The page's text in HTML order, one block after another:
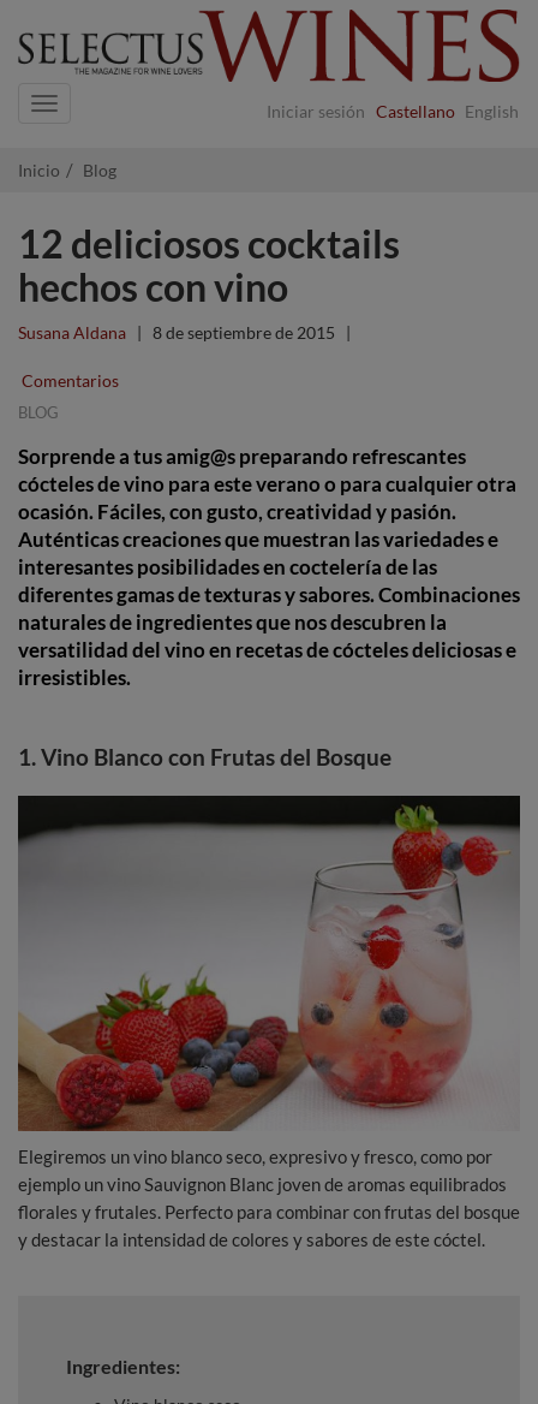
Iniciar sesión Castellano English
Navigation
Inicio Blog
12 deliciosos cocktails
hechos con vino
Susana Aldana | 8 de septiembre de 2015 |
Comentarios
BLOG
Sorprende a tus amig@s preparando refrescantes
cócteles de vino para este verano o para cualquier otra
ocasión. Fáciles, con gusto, creatividad y pasión.
Auténticas creaciones que muestran las variedades e
interesantes posibilidades en coctelería de las
diferentes gamas de texturas y sabores. Combinaciones
naturales de ingredientes que nos descubren la
versatilidad del vino en recetas de cócteles deliciosas e
irresistibles.
1. Vino Blanco con Frutas del Bosque
Elegiremos un vino blanco seco, expresivo y fresco, como por
ejemplo un vino Sauvignon Blanc joven de aromas equilibrados
florales y frutales. Perfecto para combinar con frutas del bosque
y destacar la intensidad de colores y sabores de este cóctel.
Ingredientes: